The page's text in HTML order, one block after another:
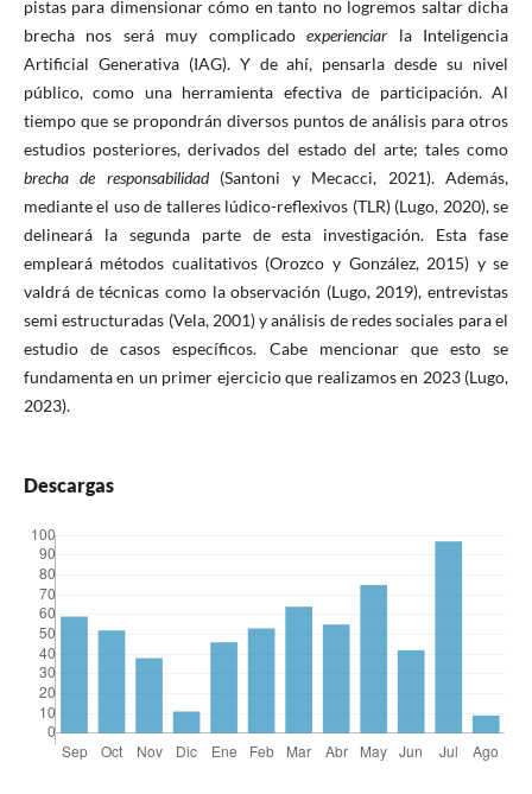
pistas para dimensionar cómo en tanto no logremos saltar dicha
brecha nos será muy complicadoexperienciar la Inteligencia
Artificial Generativa (IAG). Y de ahí, pensarla desde su nivel
público, como una herramienta efectiva de participación. Al
tiempo que se propondrán diversos puntos de análisis para otros
estudios posteriores, derivados del estado del arte; tales como
brecha de responsabilidad(Santoni y Mecacci, 2021). Además,
mediante el uso de talleres lúdico-reflexivos (TLR) (Lugo, 2020), se
delineará la segunda parte de esta investigación. Esta fase
empleará métodos cualitativos (Orozco y González, 2015) y se
valdrá de técnicas como la observación (Lugo, 2019), entrevistas
semi estructuradas (Vela, 2001) y análisis de redes sociales para el
estudio de casos específicos. Cabe mencionar que esto se
fundamenta en un primer ejercicio que realizamos en 2023 (Lugo,
2023).
Descargas